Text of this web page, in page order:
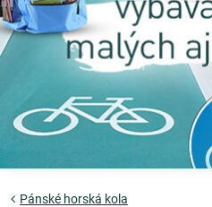
Pánské horská kola